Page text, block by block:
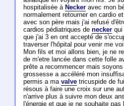
hospitalisée à Neckeravec mon
normalement retourner en cardio
avec son père mais j'ai refusé
cardios pédiatriques de neckerqui
que j'ai 3 en ont accepté de
traverser l'hôpital pour venir me
Mon fils et moi allons bien, je ne
de m'etre lancée dans cette folle
prête a recommencer mais
grossesse a accéléré mon
permis a ma valvetricuspide de
résous à faire une croix sur une
n'arrive plus à suivre mon deux
l'énergie et que je ne souhaite